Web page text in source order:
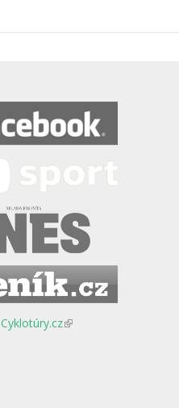
Cyklotúry.cz(odkaz